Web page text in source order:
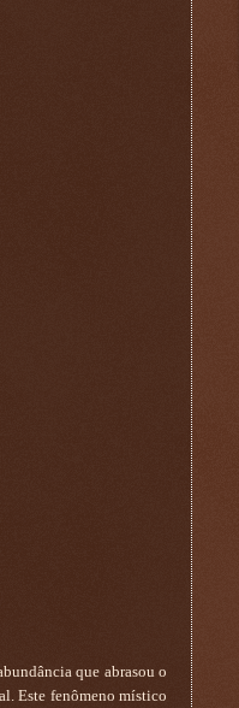
que abrasou o
Este fenômeno místico